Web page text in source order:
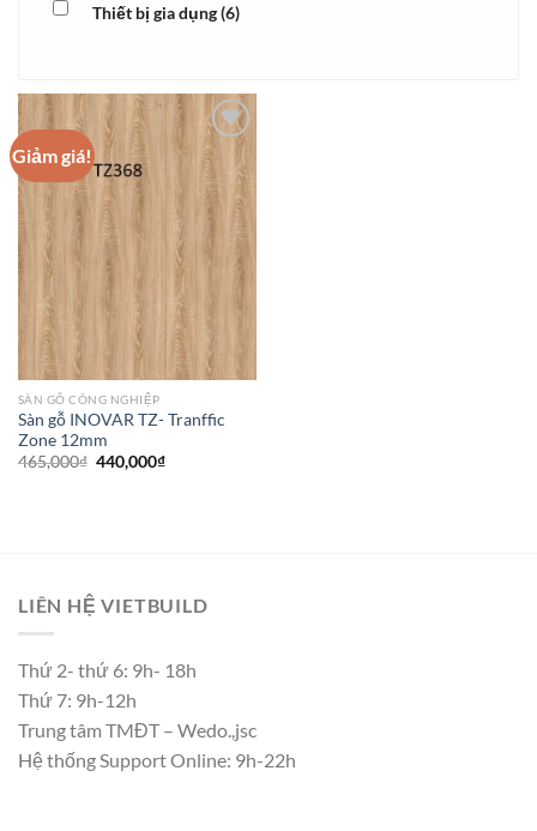
Thiết bị gia dụng(6)
Giảm giá!
Add to
wishlist
SÀN GỖ CÔNG NGHIỆP
Sàn gỗ INOVAR TZ- Tranffic
Zone 12mm
465,000₫ Giá
440,000₫Giá
LIÊN HỆ VIETBUILD
Thứ 2- thứ 6: 9h- 18h
Thứ 7: 9h-12h
Trung tâm TMĐT – Wedo.,jsc
Hệ thống Support Online: 9h-22h